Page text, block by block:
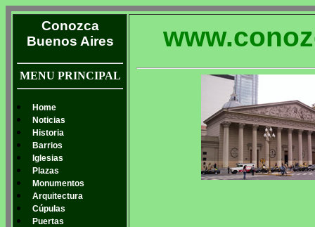
Conozca
Buenos Aires
MENU PRINCIPAL
Home
Noticias
Historia
Barrios
Iglesias
Plazas
Monumentos
Arquitectura
Cúpulas
Puertas